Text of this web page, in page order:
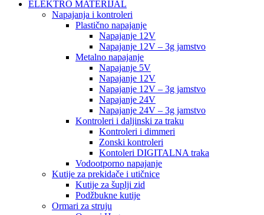
ELEKTRO MATERIJAL
Napajanja i kontroleri
Plastično napajanje
Napajanje 12V
Napajanje 12V – 3g jamstvo
Metalno napajanje
Napajanje 5V
Napajanje 12V
Napajanje 12V – 3g jamstvo
Napajanje 24V
Napajanje 24V – 3g jamstvo
Kontroleri i daljinski za traku
Kontroleri i dimmeri
Zonski kontroleri
Kontoleri DIGITALNA traka
Vodootporno napajanje
Kutije za prekidače i utičnice
Kutije za šuplji zid
Podžbukne kutije
Ormari za struju